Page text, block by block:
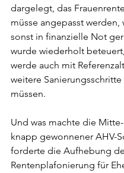
dargelegt, das
müsse angepasst werden,
sonst in finanzielle Not
wurde wiederholt
werde auch mit
weitere
müssen.
Und was machte die
knapp gewonnener AHV-
forderte die Aufhebung
Rentenplafonierung für